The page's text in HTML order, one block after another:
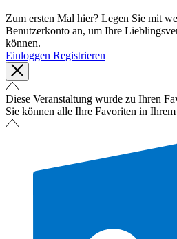
Zum ersten Mal hier? Legen Sie mit
Benutzerkonto an, um Ihre
können.
Einloggen Registrieren
Diese Veranstaltung wurde zu Ihren
Sie können alle Ihre Favoriten in